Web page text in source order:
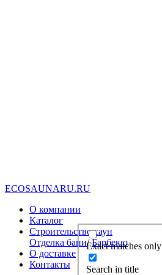
ECOSAUNARU.RU
О компании
Каталог
Строительство саун
Отделка бани/Барбекю
О доставке
Контакты
Exact matches only
Search in title